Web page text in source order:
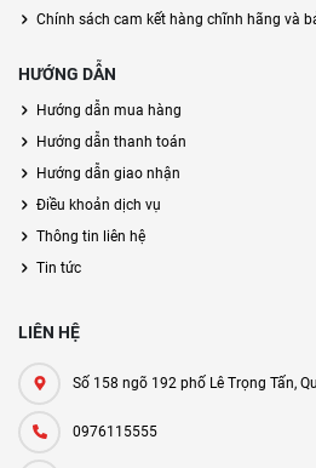
Chính sách cam kết hàng chĩnh hãng và
HƯỚNG DẪN
Hướng dẫn mua hàng
Hướng dẫn thanh toán
Hướng dẫn giao nhận
Điều khoản dịch vụ
Thông tin liên hệ
Tin tức
LIÊN HỆ
Số 158 ngõ 192 phố Lê Trọng Tấn,
0976115555